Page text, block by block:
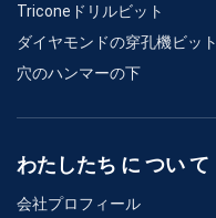
Triconeドリルビット
ダイヤモンドの穿孔機ビット
穴のハンマーの下
わたしたち に つい て
会社プロフィール